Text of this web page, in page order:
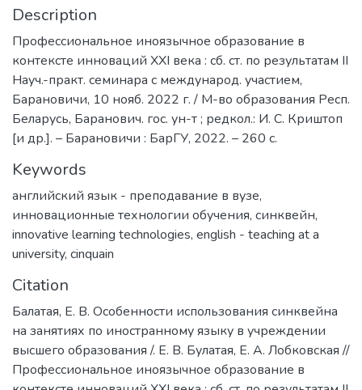
Description
Профессиональное иноязычное образование в
контексте инноваций XXI века : сб. ст. по результатам II
Науч.-практ. семинара с международ. участием,
Барановичи, 10 нояб. 2022 г. / М-во образования Респ.
Беларусь, Баранович. гос. ун-т ; редкол.: И. С. Криштоп
[и др.]. – Барановичи : БарГУ, 2022. – 260 с.
Keywords
английский язык - преподавание в вузе,
инновационные технологии обучения, синквейн,
innovative learning technologies, еnglish - teaching at a
university, cinquain
Citation
Балатая, Е. В. Особенности использования синквейна
на занятиях по иностранному языку в учреждении
высшего образования /. Е. В. Булатая, Е. А. Лобковская //
Профессиональное иноязычное образование в